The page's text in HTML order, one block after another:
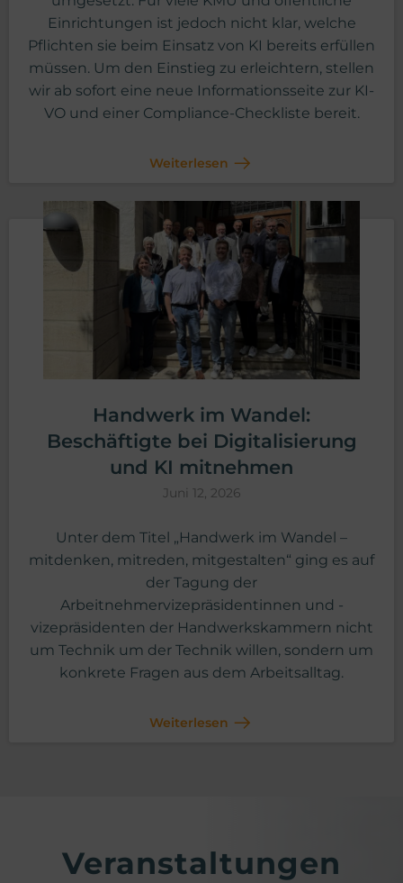
Einrichtungen ist jedoch nicht klar, welche
Pflichten sie beim Einsatz von KI bereits erfüllen
müssen. Um den Einstieg zu erleichtern, stellen
wir ab sofort eine neue Informationsseite zur KI-
VO und einer Compliance-Checkliste bereit.
Weiterlesen
Handwerk im Wandel:
Beschäftigte bei Digitalisierung
und KI mitnehmen
Juni 12, 2026
Unter dem Titel „Handwerk im Wandel –
mitdenken, mitreden, mitgestalten“ ging es auf
der Tagung der
Arbeitnehmervizepräsidentinnen und -
vizepräsidenten der Handwerkskammern nicht
um Technik um der Technik willen, sondern um
konkrete Fragen aus dem Arbeitsalltag.
Weiterlesen
Veranstaltungen